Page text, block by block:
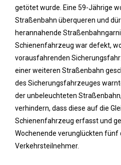
getötet wurde. Eine 59-Jährige
Straßenbahn überqueren und
herannahende
Schienenfahrzeug war defekt,
vorausfahrenden
einer weiteren Straßenbahn
des Sicherungsfahrzeuges
der unbeleuchteten
verhindern, dass diese auf die
Schienenfahrzeug erfasst und
Wochenende verunglückten fünf
Verkehrsteilnehmer.